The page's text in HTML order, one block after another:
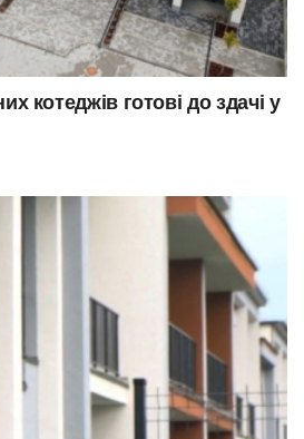
котеджів готові до здачі у